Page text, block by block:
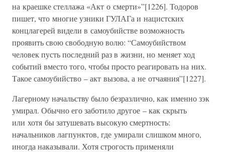
на краешке стеллажа «Акт о смерти»”[1226]. Тодоров
пишет, что многие узники ГУЛАГа и нацистских
концлагерей видели в самоубийстве возможность
проявить свою свободную волю: “Самоубийством
человек пусть последний раз в жизни, но меняет ход
событий вместо того, чтобы просто реагировать на них.
Такое самоубийство – акт вызова, а не отчаяния”[1227].
Лагерному начальству было безразлично, как именно зэк
умирал. Обычно его заботило другое – как скрыть
или хотя бы затушевать высокую смертность:
начальников лагпунктов, где умирали слишком много,
иногда наказывали. Хотя строгость применяли